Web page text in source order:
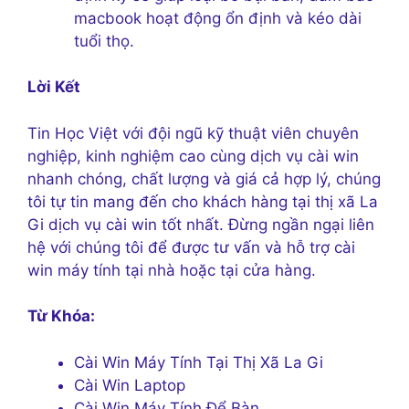
macbook hoạt động ổn định và kéo dài
tuổi thọ.
Lời Kết
Tin Học Việt với đội ngũ kỹ thuật viên chuyên
nghiệp, kinh nghiệm cao cùng dịch vụ cài win
nhanh chóng, chất lượng và giá cả hợp lý, chúng
tôi tự tin mang đến cho khách hàng tại thị xã La
Gi dịch vụ cài win tốt nhất. Đừng ngần ngại liên
hệ với chúng tôi để được tư vấn và hỗ trợ cài
win máy tính tại nhà hoặc tại cửa hàng.
Từ Khóa:
Cài Win Máy Tính Tại Thị Xã La Gi
Cài Win Laptop